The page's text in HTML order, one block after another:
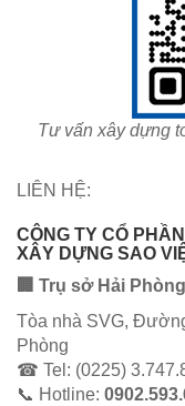
Tư vấn xây dựng
LIÊN HỆ:
CÔNG TY CỔ
XÂY DỰNG SAO
🏢 Trụ sở Hải
Tòa nhà SVG,
Phòng
☎ Tel: (0225)
📞 Hotline: